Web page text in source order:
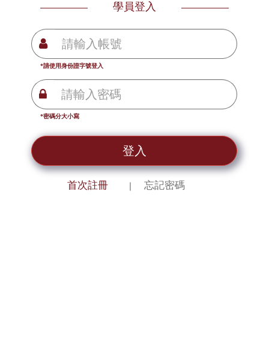
學員登入
*請使用身份證字號登入
*密碼分大小寫
登入
首次註冊 忘記密碼